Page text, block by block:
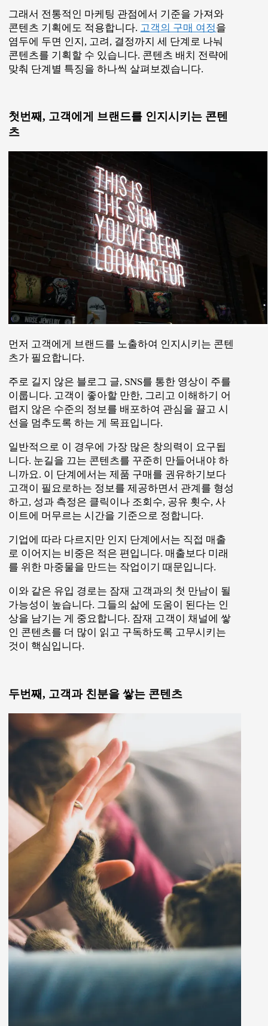
주로 길지 않은 블로그 글, SNS를 통한 영상이 주를
렵지 않은 수준의 정보를 배포하여 관심을 끌고 시
선을 멈추도록 하는 게 목표입니다.
일반적으로 이 경우에 가장 많은 창의력이 요구됩
니다. 눈길을 끄는 콘텐츠를 꾸준히 만들어내야 하
니까요. 이 단계에서는 제품 구매를 권유하기보다
고객이 필요로하는 정보를 제공하면서 관계를 형성
하고, 성과 측정은 클릭이나 조회수, 공유 횟수, 사
이트에 머무르는 시간을 기준으로 정합니다.
기업에 따라 다르지만 인지 단계에서는 직접 매출
로 이어지는 비중은 적은 편입니다. 매출보다 미래
를 위한 마중물을 만드는 작업이기 때문입니다.
이와 같은 유입 경로는 잠재 고객과의 첫 만남이 될
가능성이 높습니다. 그들의 삶에 도움이 된다는 인
인 콘텐츠를 더 많이 읽고 구독하도록 고무시키는
것이 핵심입니다.
두번째, 고객과 친분을 쌓는 콘텐츠
고객이 참여하고 싶은 부분을 포착하거나 보다 집
중력이 필요한 문제를 해결하는 콘텐츠를 제작하는
단계입니다. 잠재 고객에게 해당 브랜드의 제품으
로 극복할 수 있는 문제에 대해 이야기합니다. 고객
은 실제로 무엇이 문제인지 모르는 경우가 많고, 문
제를 인식했다고해도 해결 방법을 쉬이 찾지 못하
기 때문에 가이드가 필요합니다.
고객의 핵심 문제를 짚으면서 브랜드의 Case Study,
제품 스토리,웨비나등 심도 있는 콘텐츠를 제공해
고객의 의사 결정을 돕습니다. 고객은 당신의 블로
그 콘텐츠나 유튜브 동영상을 보았기 때문에 어느
정도 친밀감이 형성된 상태입니다. 따라서 이 단계